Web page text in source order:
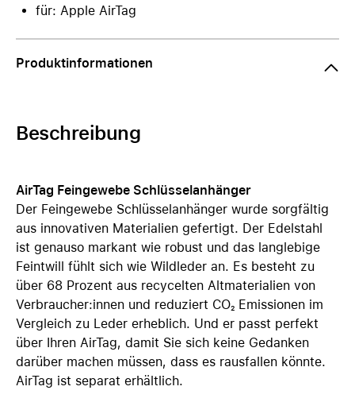
für: Apple AirTag
Produktinformationen
Beschreibung
AirTag Feingewebe Schlüsselanhänger
Der Feingewebe Schlüsselanhänger wurde sorgfältig
aus innovativen Materialien gefertigt. Der Edelstahl
ist genauso markant wie robust und das langlebige
Feintwill fühlt sich wie Wildleder an. Es besteht zu
über 68 Prozent aus recycelten Altmaterialien von
Verbraucher:innen und reduziert CO₂ Emissionen im
Vergleich zu Leder erheblich. Und er passt perfekt
über Ihren AirTag, damit Sie sich keine Gedanken
darüber machen müssen, dass es rausfallen könnte.
AirTag ist separat erhältlich.